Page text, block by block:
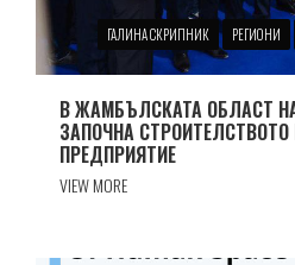
ГАЛИНА СКРИПНИК РЕГИОНИ
В ЖАМБЪЛСКАТА ОБЛАСТ
ЗАПОЧНА
ПРЕДПРИЯТИЕ
VIEW MORE